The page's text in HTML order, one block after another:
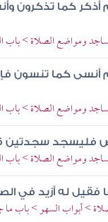
أذكر كما
ومواضع الصلاة > باب
أنسى كما
ومواضع الصلاة > باب
نقص فليسجد
ومواضع الصلاة > باب
له أزيد في
> أبواب السهو > باب ما